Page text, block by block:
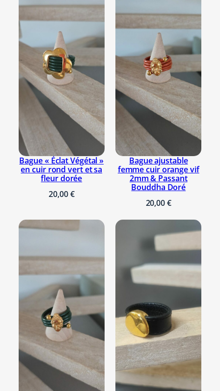
m
a
u
e
v
a
g
e
,
t
s
p
e
l
e
e
n
c
Il n’y a pas encore d’avis. Seuls les
clients connectés ayant acheté ce
produit ont la possibilité de laisser un
avis.Se connecter
Bague « Éclat Végétal »
en cuir rond vert et sa
fleur dorée
20,00€
Bague ajustable
femme cuir orange vif
2mm & Passant
Bouddha Doré
20,00€